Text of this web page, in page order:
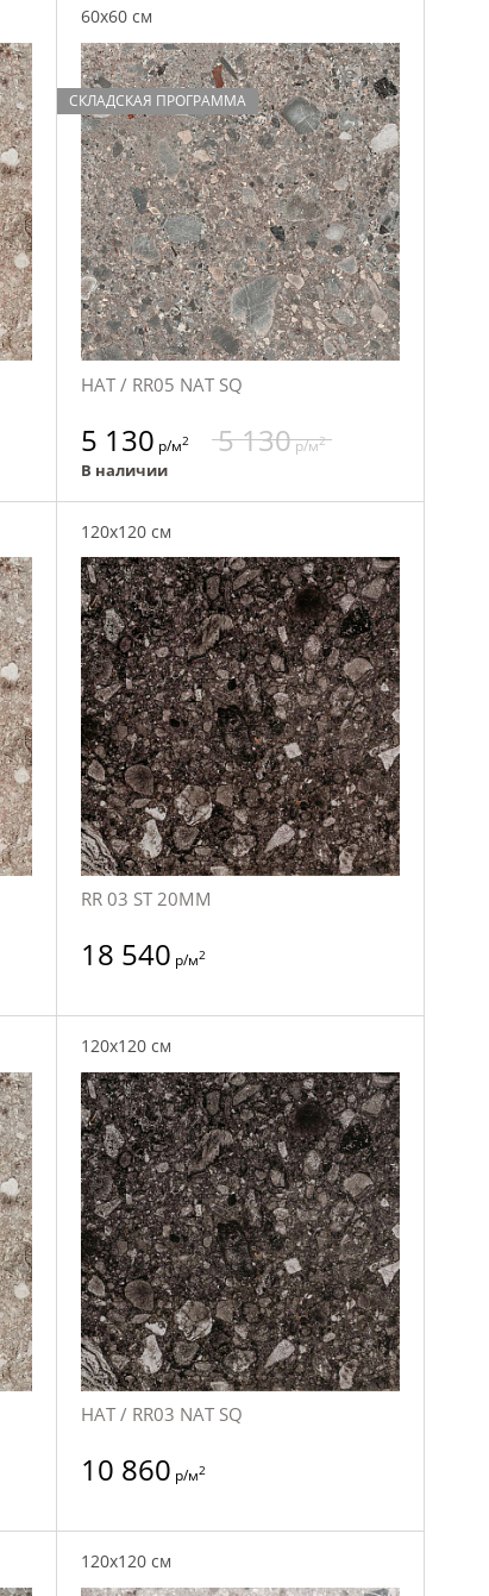
60x60 см
СКЛАДСКАЯ ПРОГРАММА
НАТ / RR05 NAT SQ
5 130 р/м2 5 130р/м2
В наличии
120x120 см
RR 03 ST 20MM
18 540 р/м2
120x120 см
НАТ / RR03 NAT SQ
10 860 р/м2
120x120 см